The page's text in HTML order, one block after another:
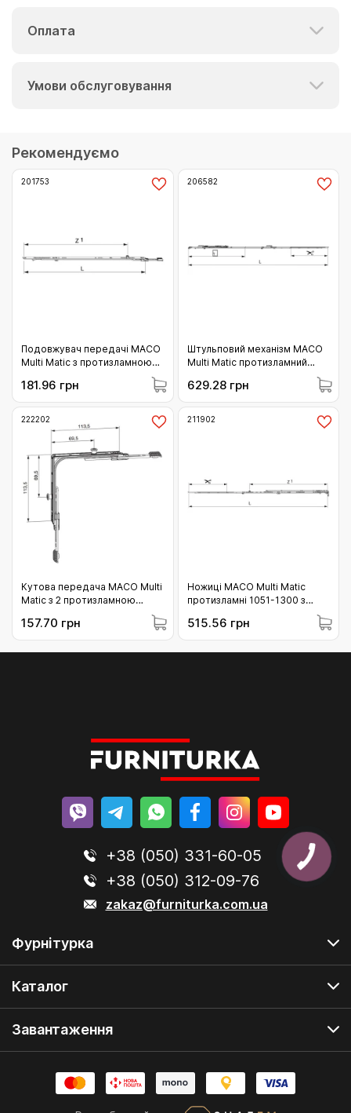
Оплата
Умови обслуговування
Рекомендуємо
201753
Подовжувач передачі МАСО
Multi Matic з протизламною
(201753)
181.96 грн
206582
Штульповий механізм МАСО
Multi Matic протизламний
цапфи 661-840 (206582)
629.28 грн
222202
Кутова передача МАСО Multi
Matic з 2 протизламною
цапфою (i.s.) FFB 320 - 1.800
FFH 360 - 2.800 (222202)
157.70 грн
211902
Ножиці МАСО Multi Matic
протизламні 1051-1300 з
мікропровітрюванням праві з
1 i.S. цапфою (211902)
515.56 грн
+38 (050) 331-60-05
+38 (050) 312-09-76
zakaz@furniturka.com.ua
Фурнітурка
Каталог
Завантаження